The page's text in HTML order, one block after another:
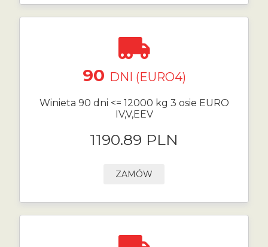
90 DNI (EURO4)
Winieta 90 dni <= 12000 kg 3 osie EURO
IV,V,EEV
1190.89 PLN
ZAMÓW